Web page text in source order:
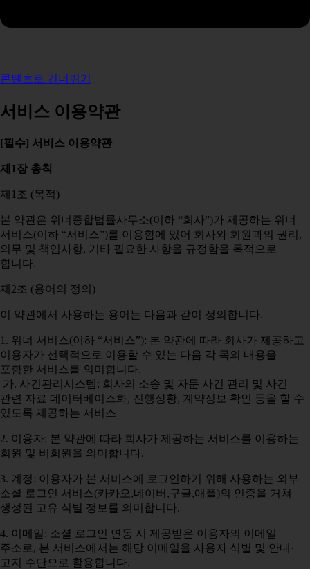
콘텐츠로 건너뛰기
서비스 이용약관
[필수] 서비스 이용약관
제1장 총칙
제1조 (목적)
본 약관은 위너종합법률사무소(이하 “회사”)가 제공하는 위너
서비스(이하 “서비스”)를 이용함에 있어 회사와 회원과의 권리,
의무 및 책임사항, 기타 필요한 사항을 규정함을 목적으로
합니다.
제2조 (용어의 정의)
이 약관에서 사용하는 용어는 다음과 같이 정의합니다.
1. 위너 서비스(이하 “서비스”): 본 약관에 따라 회사가 제공하고
이용자가 선택적으로 이용할 수 있는 다음 각 목의 내용을
포함한 서비스를 의미합니다.
가. 사건관리시스템: 회사의 소송 및 자문 사건 관리 및 사건
관련 자료 데이터베이스화, 진행상황, 계약정보 확인 등을 할 수
있도록 제공하는 서비스
2. 이용자: 본 약관에 따라 회사가 제공하는 서비스를 이용하는
회원 및 비회원을 의미합니다.
3. 계정: 이용자가 본 서비스에 로그인하기 위해 사용하는 외부
소셜 로그인 서비스(카카오,네이버,구글,애플)의 인증을 거쳐
생성된 고유 식별 정보를 의미합니다.
4. 이메일: 소셜 로그인 연동 시 제공받은 이용자의 이메일
주소로, 본 서비스에서는 해당 이메일을 사용자 식별 및 안내·
고지 수단으로 활용합니다.